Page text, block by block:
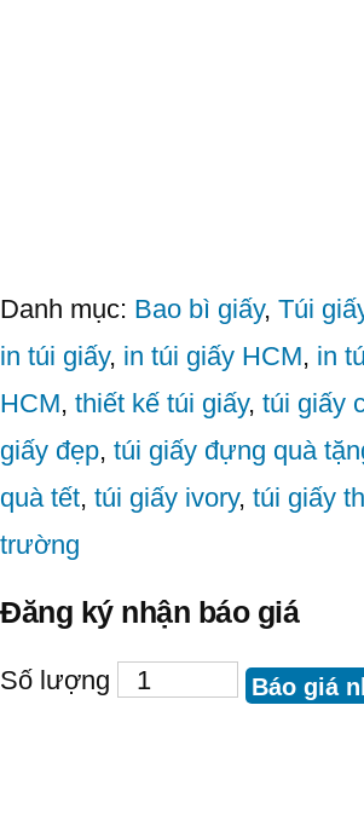
Danh mục: Bao bì giấy, Túi
in túi giấy, in túi giấy HCM, in
HCM, thiết kế túi giấy, túi giấy
giấy đẹp, túi giấy đựng quà
quà tết, túi giấy ivory, túi giấy
trường
Đăng ký nhận báo giá
Số lượng Báo giá